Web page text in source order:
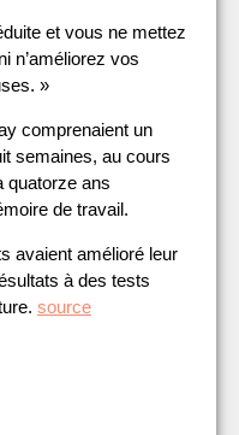
et vous ne mettez
n’améliorez vos
»
comprenaient un
semaines, au cours
quatorze ans
de travail.
avaient amélioré leur
à des tests
source